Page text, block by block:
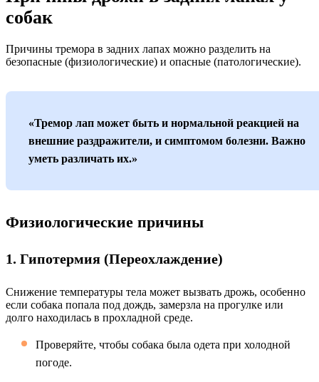
собак
Причины тремора в задних лапах можно разделить на
безопасные (физиологические) и опасные (патологические).
«Тремор лап может быть и нормальной реакцией на
внешние раздражители, и симптомом болезни. Важно
уметь различать их.»
Физиологические причины
1. Гипотермия (Переохлаждение)
Снижение температуры тела может вызвать дрожь, особенно
если собака попала под дождь, замерзла на прогулке или
долго находилась в прохладной среде.
Проверяйте, чтобы собака была одета при холодной
погоде.